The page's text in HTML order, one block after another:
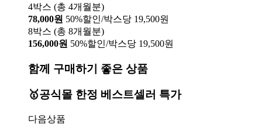
4박스 (총 4개월분)
78,000원 50%할인/박스당 19,500원
8박스 (총 8개월분)
156,000원 50%할인/박스당 19,500원
함께 구매하기 좋은 상품
🥇공식몰 한정 베스트셀러 특가
다음상품